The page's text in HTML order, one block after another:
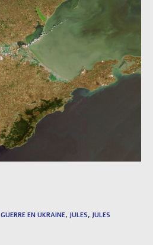
GUERRE EN UKRAINE, JULES, JULES